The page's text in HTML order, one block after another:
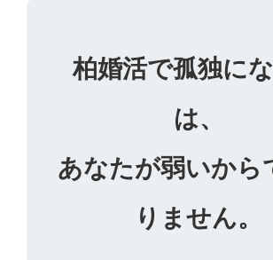
柏婚活で孤独に
は、
あなたが弱いから
りません。